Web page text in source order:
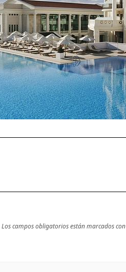
Los campos obligatorios están marcados con